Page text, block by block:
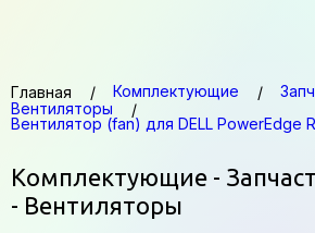
Главная Комплектующие
Вентиляторы
Вентилятор (fan) для DELL PowerEdge
Комплектующие -
- Вентиляторы